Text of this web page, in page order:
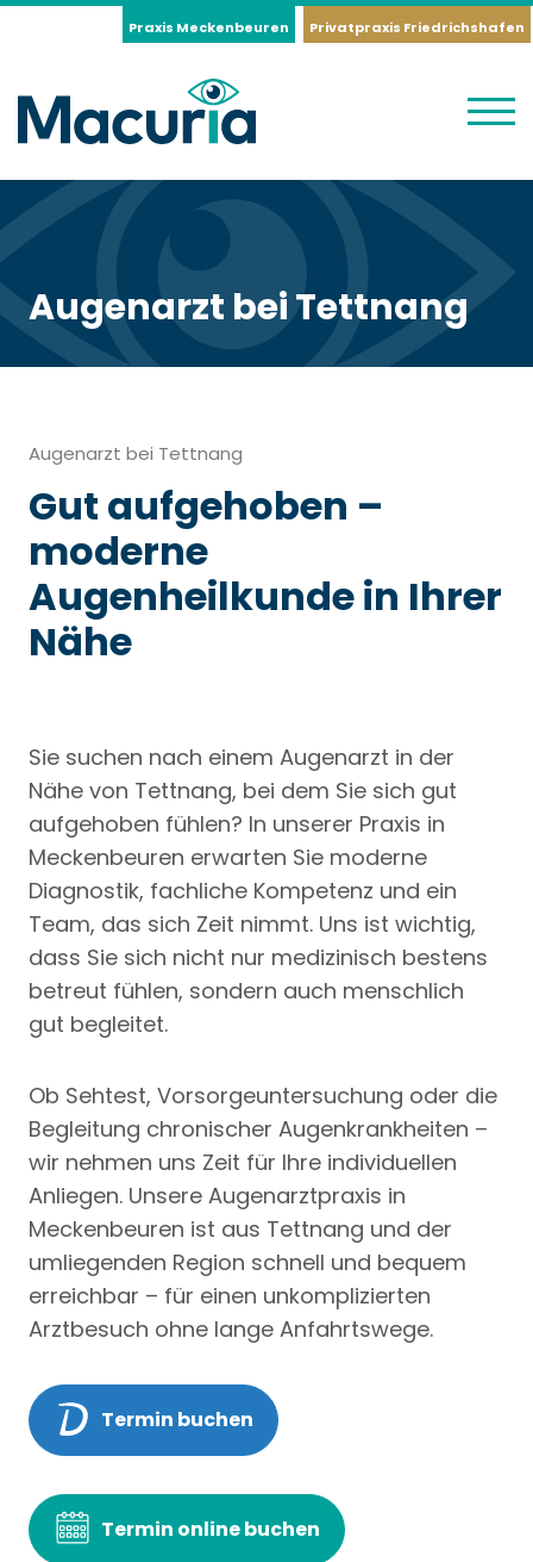
Praxis Meckenbeuren Privatpraxis Friedrichshafen
Augenarzt bei Tettnang
Augenarzt bei Tettnang
Gut aufgehoben –
moderne
Augenheilkunde in Ihrer
Nähe
Sie suchen nach einem Augenarzt in der
Nähe von Tettnang, bei dem Sie sich gut
aufgehoben fühlen? In unserer Praxis in
Meckenbeuren erwarten Sie moderne
Diagnostik, fachliche Kompetenz und ein
Team, das sich Zeit nimmt. Uns ist wichtig,
dass Sie sich nicht nur medizinisch bestens
betreut fühlen, sondern auch menschlich
gut begleitet.
Ob Sehtest, Vorsorgeuntersuchung oder die
Begleitung chronischer Augenkrankheiten –
wir nehmen uns Zeit für Ihre individuellen
Anliegen. Unsere Augenarztpraxis in
Meckenbeuren ist aus Tettnang und der
umliegenden Region schnell und bequem
erreichbar – für einen unkomplizierten
Arztbesuch ohne lange Anfahrtswege.
Termin buchen
Termin online buchen